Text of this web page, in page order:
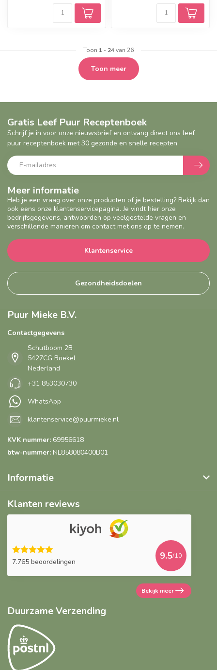
Toon 1 - 24van 26
Toon meer
Meer informatie
Heb je een vraag over onze producten of je bestelling? Bekijk dan
ook eens onze klantenservicepagina. Je vindt hier onze
bedrijfsgegevens, antwoorden op veelgestelde vragen en
verschillende manieren om contact met ons op te nemen.
Klantenservice
Gezondheidsdoelen
Gratis Leef Puur Receptenboek
Schrijf je in voor onze nieuwsbrief en ontvang direct ons leef
puur receptenboek met 30 gezonde en snelle recepten
Puur Mieke B.V.
Contactgegevens
Schutboom 2B
5427CG Boekel
Nederland
+31 853030730
WhatsApp
klantenservice@puurmieke.nl
KVK nummer: 69956618
btw-nummer: NL858080400B01
Informatie
Klanten reviews
7.765 beoordelingen
9.5/10
Bekijk meer
Duurzame Verzending